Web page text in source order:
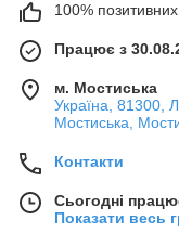
100% позитивних
Працює з
м. Мостиська
Україна, 81300,
Мостиська,
Контакти
Сьогодні
Показати весь